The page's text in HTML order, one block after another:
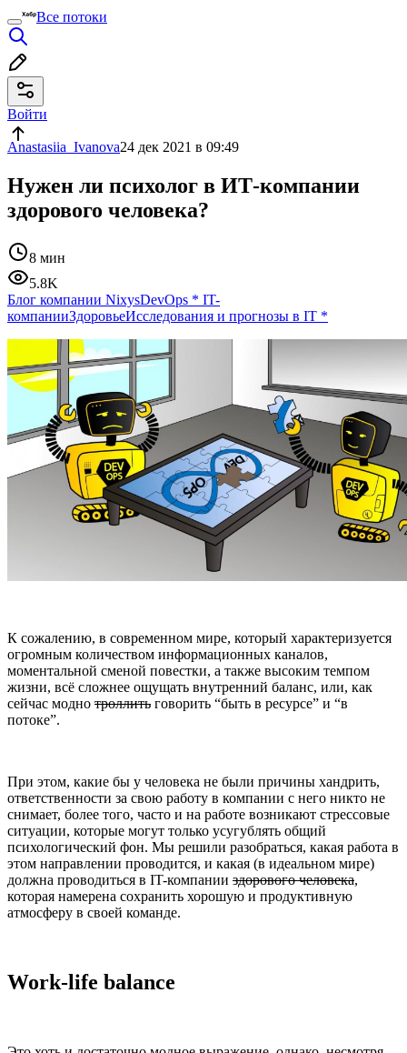
Все потоки
Войти
Anastasiia_Ivanova24 дек 2021 в 09:49
Нужен ли психолог в ИТ-компании
здорового человека?
8 мин
5.8K
Блог компании NixysDevOps * IT-
компанииЗдоровьеИсследования и прогнозы в IT *
К сожалению, в современном мире, который характеризуется
огромным количеством информационных каналов,
моментальной сменой повестки, а также высоким темпом
жизни, всё сложнее ощущать внутренний баланс, или, как
сейчас модно троллить говорить “быть в ресурсе” и “в
потоке”.
При этом, какие бы у человека не были причины хандрить,
ответственности за свою работу в компании с него никто не
снимает, более того, часто и на работе возникают стрессовые
ситуации, которые могут только усугублять общий
психологический фон. Мы решили разобраться, какая работа в
этом направлении проводится, и какая (в идеальном мире)
должна проводиться в IT-компании здорового человека,
которая намерена сохранить хорошую и продуктивную
атмосферу в своей команде.
Work-life balance